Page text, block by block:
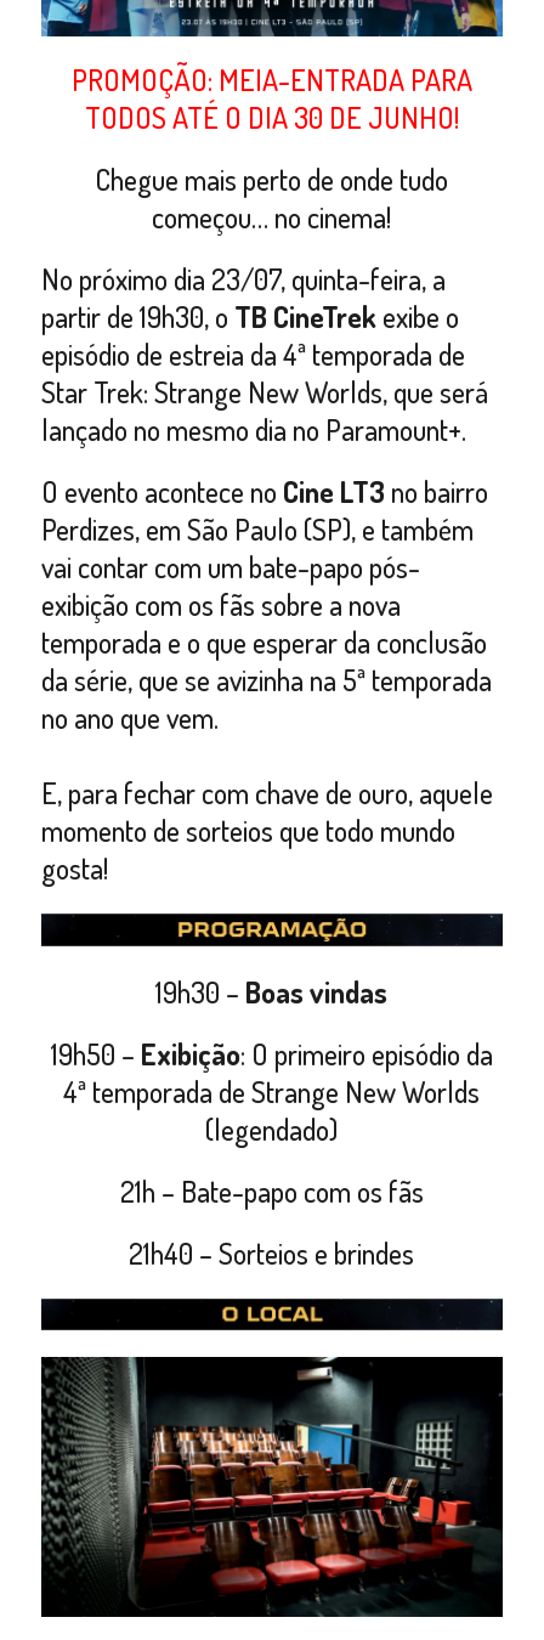
PROMOÇÃO: MEIA-ENTRADA PARA
TODOS ATÉ O DIA 30 DE JUNHO!
Chegue mais perto de onde tudo
começou… no cinema!
No próximo dia 23/07, quinta-feira, a
partir de 19h30, o TB CineTrekexibe o
episódio de estreia da 4ª temporada de
Star Trek: Strange New Worlds, que será
lançado no mesmo dia no Paramount+.
O evento acontece no Cine LT3 no bairro
Perdizes, em São Paulo (SP), e também
vai contar com um bate-papo pós-
exibição com os fãs sobre a nova
temporada e o que esperar da conclusão
da série, que se avizinha na 5ª temporada
no ano que vem.
E, para fechar com chave de ouro, aquele
momento de sorteios que todo mundo
gosta!
19h30 – Boas vindas
19h50 – Exibição: O primeiro episódio da
4ª temporada de Strange New Worlds
(legendado)
21h – Bate-papo com os fãs
21h40 – Sorteios e brindes